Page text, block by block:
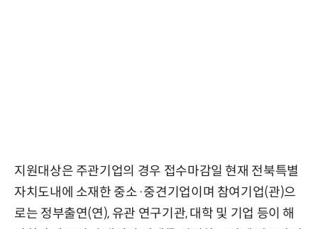
지원대상은 주관기업의 경우 접수마감일 현재 전북특별
자치도내에 소재한 중소·중견기업이며 참여기업(관)으
로는 정부출연(연), 유관 연구기관, 대학 및 기업 등이 해